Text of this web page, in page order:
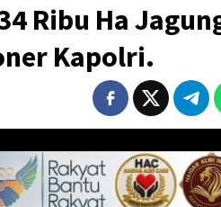
Ribu Ha
Kapolri.